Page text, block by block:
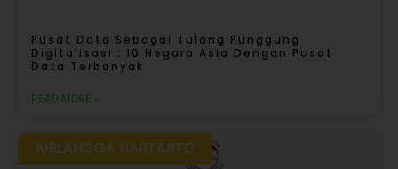
Pusat Data Sebagai Tulang Punggung
Digitalisasi : 10 Negara Asia Dengan Pusat
Data Terbanyak
READ MORE »
AIRLANGGA HARTARTO